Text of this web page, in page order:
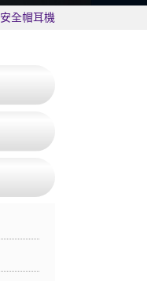
安全帽耳機